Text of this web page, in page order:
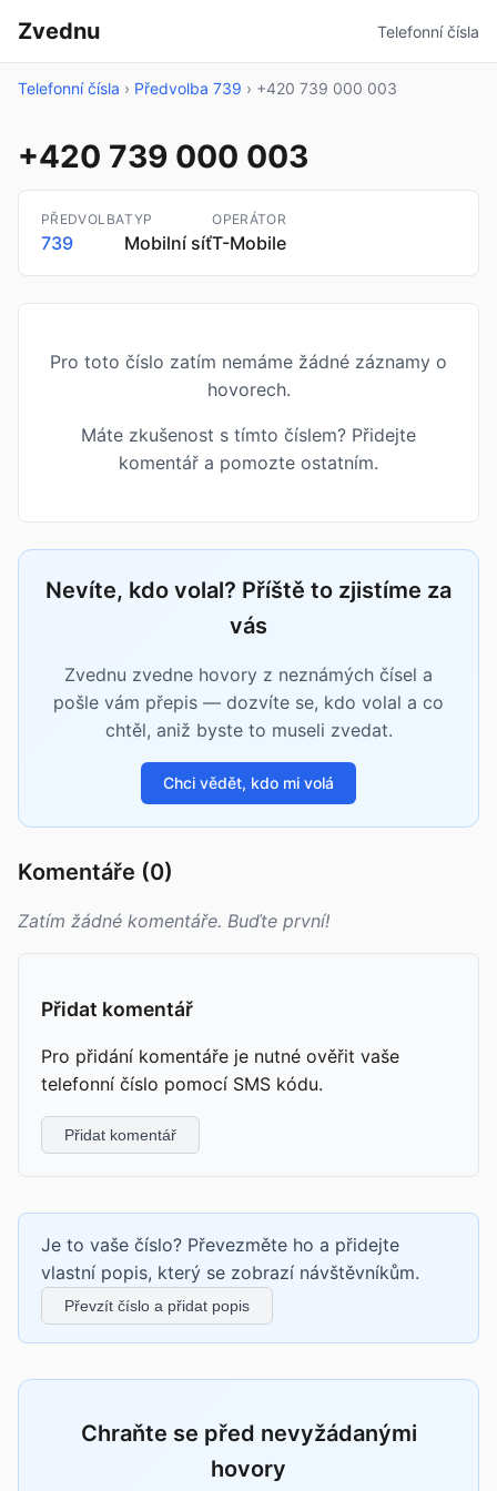
Zvednu Telefonní čísla
Telefonní čísla › Předvolba 739 › +420 739 000 003
+420 739 000 003
PŘEDVOLBA
739
TYP
Mobilní síť
OPERÁTOR
T-Mobile
Pro toto číslo zatím nemáme žádné záznamy o
hovorech.
Máte zkušenost s tímto číslem? Přidejte
komentář a pomozte ostatním.
Nevíte, kdo volal? Příště to zjistíme za
vás
Zvednu zvedne hovory z neznámých čísel a
pošle vám přepis — dozvíte se, kdo volal a co
chtěl, aniž byste to museli zvedat.
Chci vědět, kdo mi volá
Komentáře (0)
Zatím žádné komentáře. Buďte první!
Přidat komentář
Pro přidání komentáře je nutné ověřit vaše
telefonní číslo pomocí SMS kódu.
Přidat komentář
Je to vaše číslo? Převezměte ho a přidejte
vlastní popis, který se zobrazí návštěvníkům.
Převzít číslo a přidat popis
Chraňte se před nevyžádanými
hovory